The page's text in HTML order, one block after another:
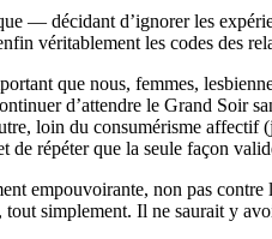
— décidant d’ignorer les
véritablement les codes des
que nous, femmes,
d’attendre le Grand Soir
loin du consumérisme
de répéter que la seule façon
empouvoirante, non pas
tout simplement. Il ne saurait y